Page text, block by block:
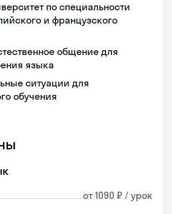
по специальности
и французского
общение для
языка
ситуации для
обучения
от 1090 ₽ / урок